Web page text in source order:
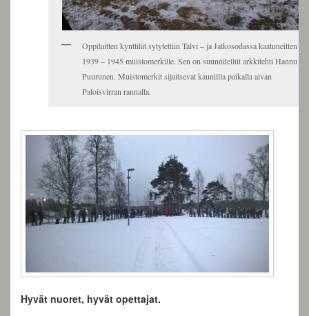
Oppilaitten kynttilät sytytettiin Talvi – ja Jatkosodassa kaatuneitten v.
1939 – 1945 muistomerkille. Sen on suunnitellut arkkitehti Hannu
Puurunen. Muistomerkit sijaitsevat kauniilla paikalla aivan
Paloisvirran rannalla.
Hyvät nuoret, hyvät opettajat.